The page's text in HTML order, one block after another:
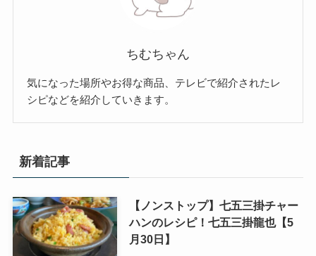
ちむちゃん
気になった場所やお得な商品、テレビで紹介されたレ
シピなどを紹介していきます。
新着記事
【ノンストップ】七五三掛チャー
ハンのレシピ！七五三掛龍也【5
月30日】